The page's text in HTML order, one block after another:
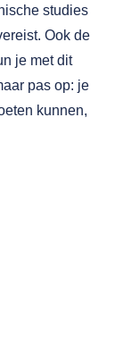
studies
Ook de
je met dit
pas op: je
kunnen,